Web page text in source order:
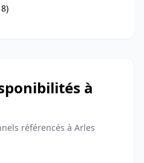
à
référencés à Arles